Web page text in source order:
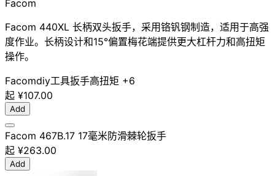
Facom
Facom 440XL 长柄双头扳手，采用铬钒钢制造，适用于高强
度作业。长柄设计和15°偏置梅花端提供更大杠杆力和高扭矩
操作。
Facomdiy工具扳手高扭矩 +6
起 ¥107.00
Add
Facom 467B.17 17毫米防滑棘轮扳手
起 ¥263.00
Add